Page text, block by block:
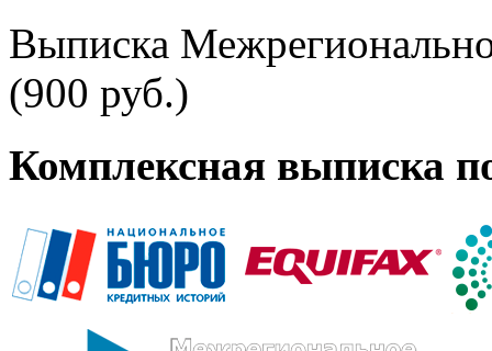
Выписка
(900 руб.)
Комплексная выписка